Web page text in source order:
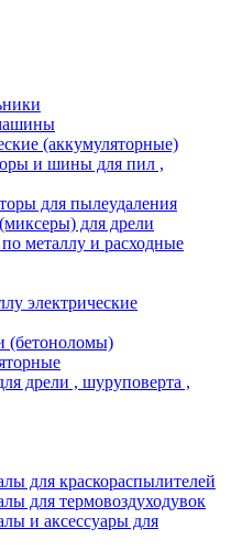
(аккумуляторные)
и шины для пил ,
для пылеудаления
для дрели
металлу и расходные
электрические
(бетоноломы)
дрели , шуруповерта ,
для краскораспылителей
для термовоздуходувок
и аксессуары для